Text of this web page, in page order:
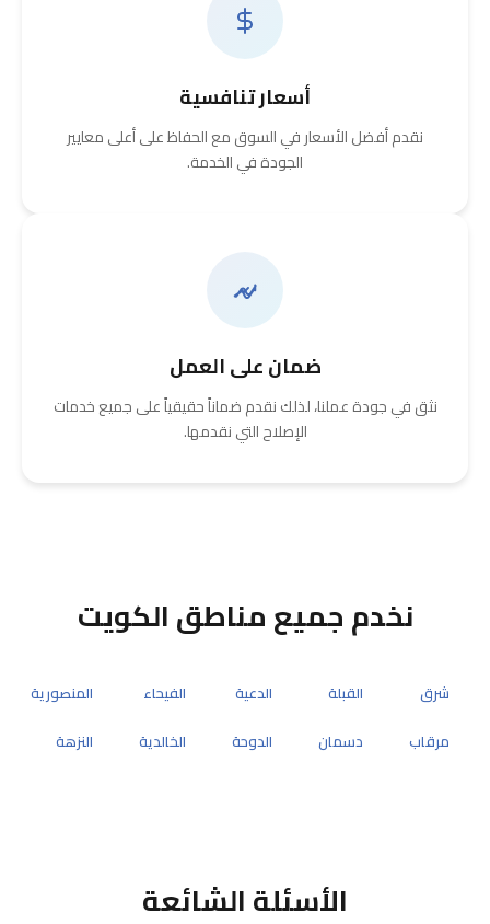
أسعار تنافسية
نقدم أفضل الأسعار في السوق مع الحفاظ على أعلى معايير
الجودة في الخدمة.
ضمان على العمل
نثق في جودة عملنا، لذلك نقدم ضماناً حقيقياً على جميع خدمات
الإصلاح التي نقدمها.
نخدم جميع مناطق الكويت
شرق
مرقاب
القبلة
دسمان
الدعية
الدوحة
الفيحاء
الخالدية
المنصورية
النزهة
الأسئلة الشائعة